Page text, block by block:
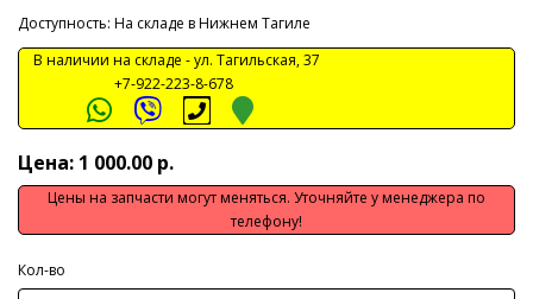
Доступность: На складе в Нижнем Тагиле
В наличии на складе -ул. Тагильская, 37
+7-922-223-8-678
Цена: 1 000.00 р.
Цены на запчасти могут меняться. Уточняйте у менеджера по
телефону!
Кол-во